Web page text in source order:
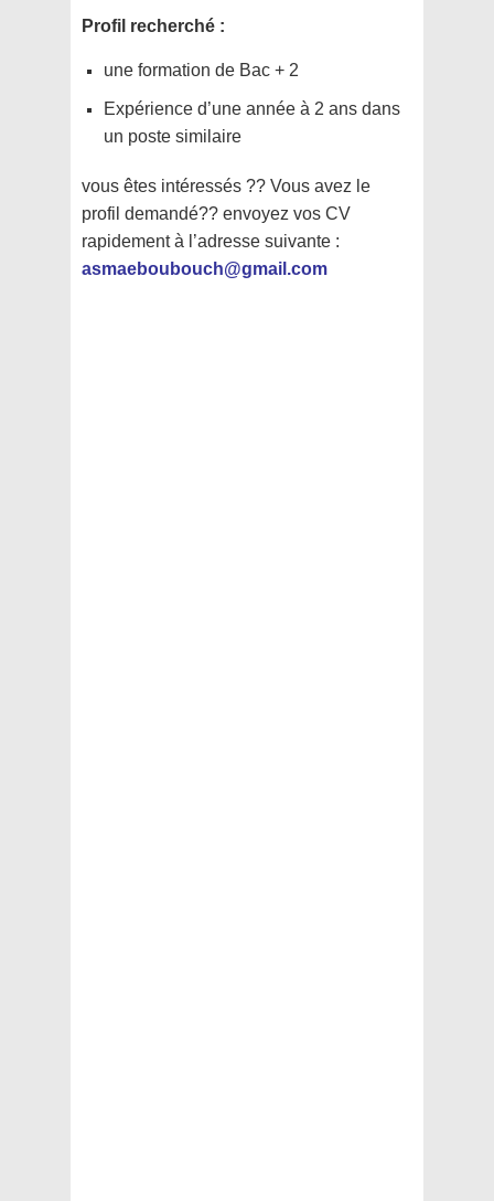
Profil recherché :
une formation de Bac + 2
Expérience d’une année à 2 ans dans
un poste similaire
vous êtes intéressés ?? Vous avez le
profil demandé?? envoyez vos CV
rapidement à l’adresse suivante :
asmaeboubouch@gmail.com